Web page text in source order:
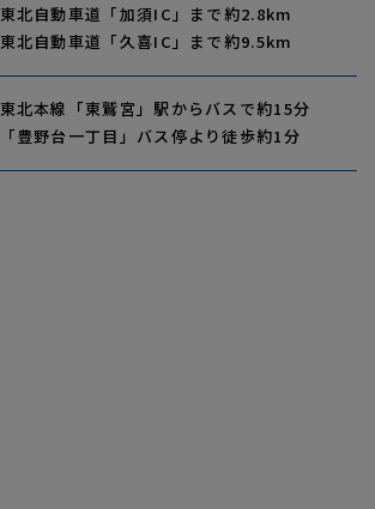
東北自動車道「加須IC」まで約2.8km
東北自動車道「久喜IC」まで約9.5km
東北本線「東鷲宮」駅からバスで約15分
「豊野台一丁目」バス停より徒歩約1分